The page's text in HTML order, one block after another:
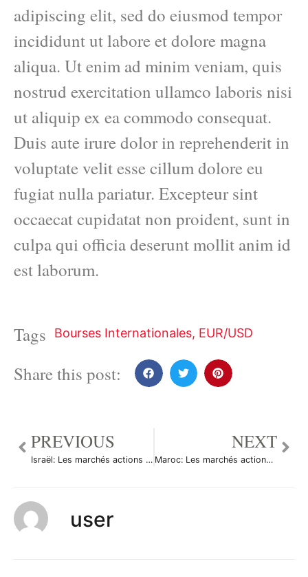
adipiscing elit, sed do eiusmod tempor
incididunt ut labore et dolore magna
aliqua. Ut enim ad minim veniam, quis
nostrud exercitation ullamco laboris nisi
ut aliquip ex ea commodo consequat.
Duis aute irure dolor in reprehenderit in
voluptate velit esse cillum dolore eu
fugiat nulla pariatur. Excepteur sint
occaecat cupidatat non proident, sunt in
culpa qui officia deserunt mollit anim id
est laborum.
Tags Bourses Internationales, EUR/USD
Share this post:
PREVIOUS
Israël: Les marchés actions finissent en baisse; l’indice TA 35 recule de 0,38%
NEXT
Maroc: Les marchés actions finissent en hausse; l’indice Moroccan All Shares gagne 0,19%
user